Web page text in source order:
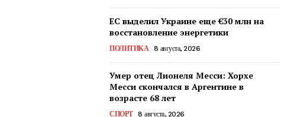
ЕС выделил Украине еще €30 млн на
восстановление энергетики
ПОЛИТИКА 8 августа, 2026
Умер отец Лионеля Месси: Хорхе
Месси скончался в Аргентине в
возрасте 68 лет
СПОРТ 8 августа, 2026